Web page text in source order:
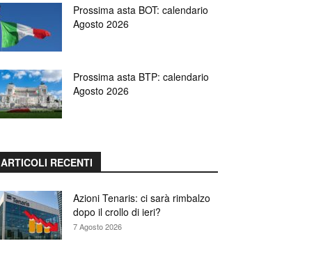
Prossima asta BOT: calendario
Agosto 2026
Prossima asta BTP: calendario
Agosto 2026
ARTICOLI RECENTI
Azioni Tenaris: ci sarà rimbalzo
dopo il crollo di ieri?
7 Agosto 2026